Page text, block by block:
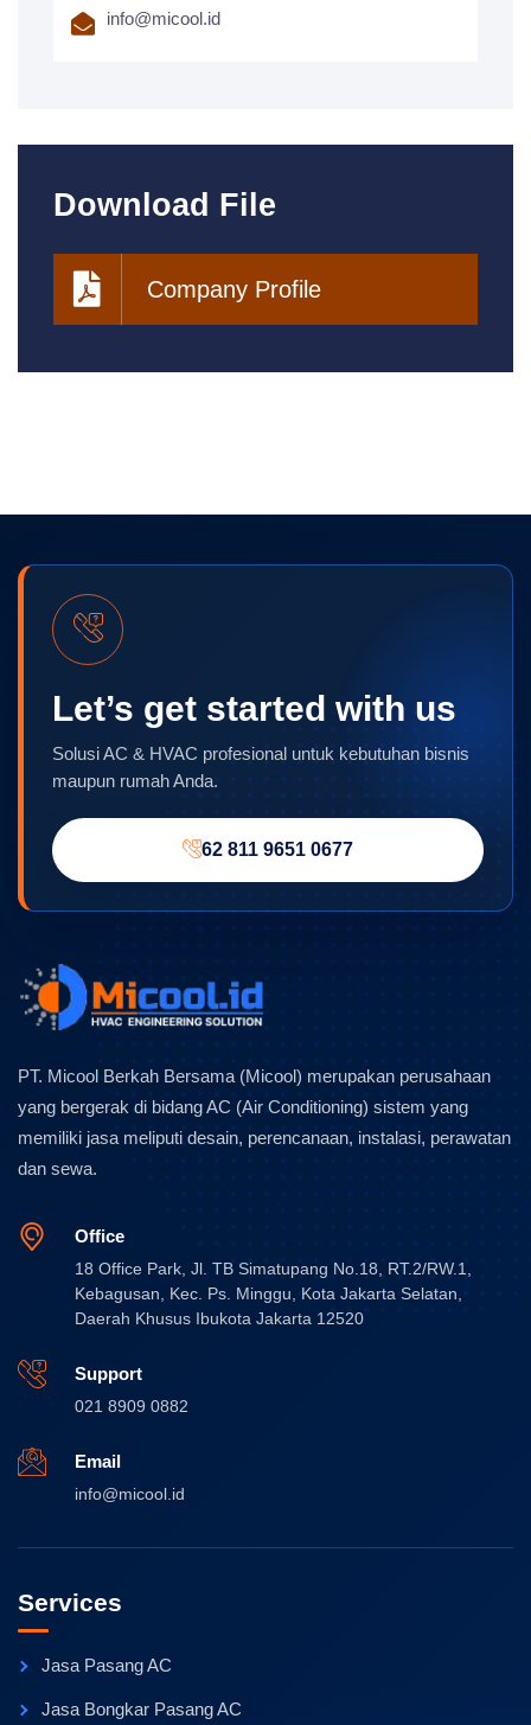
info@micool.id
Download File
Company Profile
Let’s get started with us
Solusi AC & HVAC profesional untuk kebutuhan bisnis
maupun rumah Anda.
62 811 9651 0677
PT. Micool Berkah Bersama (Micool) merupakan perusahaan
yang bergerak di bidang AC (Air Conditioning) sistem yang
memiliki jasa meliputi desain, perencanaan, instalasi, perawatan
dan sewa.
Office
18 Office Park, Jl. TB Simatupang No.18, RT.2/RW.1,
Kebagusan, Kec. Ps. Minggu, Kota Jakarta Selatan,
Daerah Khusus Ibukota Jakarta 12520
Support
021 8909 0882
Email
info@micool.id
Services
Jasa Pasang AC
Jasa Bongkar Pasang AC